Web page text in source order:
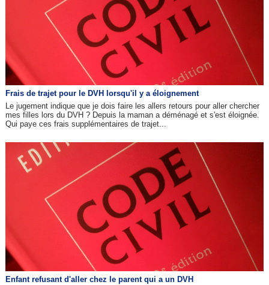
Frais de trajet pour le DVH lorsqu'il y a éloignement
Le jugement indique que je dois faire les allers retours pour aller chercher
mes filles lors du DVH ? Depuis la maman a déménagé et s'est éloignée.
Qui paye ces frais supplémentaires de trajet...
Enfant refusant d'aller chez le parent qui a un DVH